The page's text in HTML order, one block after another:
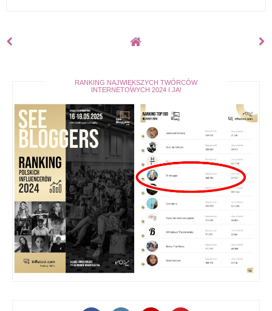
RANKING NAJWIĘKSZYCH TWÓRCÓW
INTERNETOWYCH 2024 I JA!